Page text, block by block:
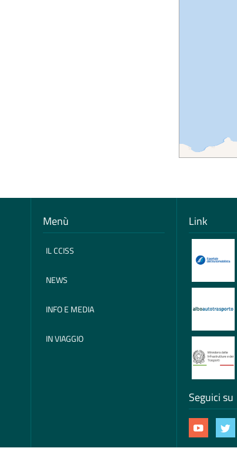
Menù
IL CCISS
NEWS
INFO E MEDIA
IN VIAGGIO
Link
Seguici su